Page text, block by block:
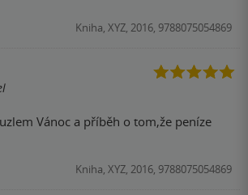
Kniha, XYZ, 2016, 9788075054869
příběh o tom,že peníze
Kniha, XYZ, 2016, 9788075054869